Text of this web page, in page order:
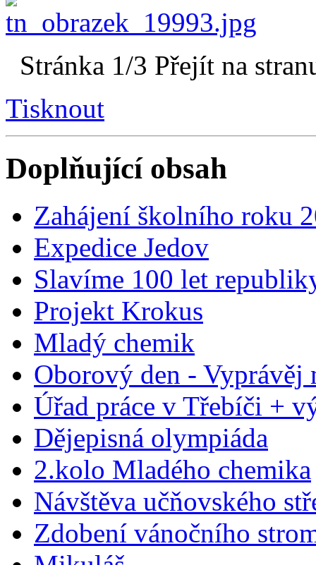
Stránka 1/3 Přejít na
Tisknout
Doplňující obsah
Zahájení školního roku
Expedice Jedov
Slavíme 100 let
Projekt Krokus
Mladý chemik
Oborový den - Vyprávěj
Úřad práce v Třebíči +
Dějepisná olympiáda
2.kolo Mladého chemika
Návštěva učňovského
Zdobení vánočního